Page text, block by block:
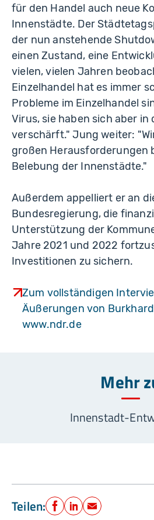
für den Handel auch neue
Innenstädte. Der
der nun anstehende
einen Zustand, eine
vielen, vielen Jahren
Einzelhandel hat es immer
Probleme im Einzelhandel
Virus, sie haben sich aber in
verschärft." Jung weiter:
großen Herausforderungen
Belebung der Innenstädte."
Außerdem appelliert er an
Bundesregierung, die
Unterstützung der
Jahre 2021 und 2022
Investitionen zu sichern.
Zum vollständigen
Äußerungen von
www.ndr.de
Mehr
Innenstadt-
Teilen: Facebook
LinkedIn
E-Mail